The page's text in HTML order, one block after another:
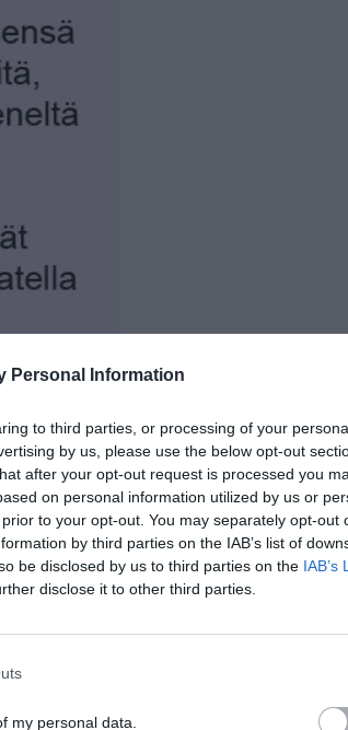
Personal Information
to third parties, or processing of your
by us, please use the below opt-out
after your opt-out request is processed you
on personal information utilized by us or
to your opt-out. You may separately opt-out
by third parties on the IAB’s list of
be disclosed by us to third parties on the IAB’s
disclose it to other third parties.
my personal data.